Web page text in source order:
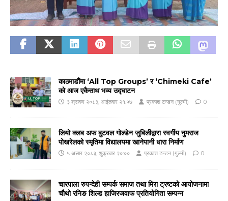
काठमाडौंमा ‘All Top Groups’ र ‘Chimeki Cafe’
को आज एकैसाथ भव्य उद्घाटन
३ श्रावण २०८३, आईतवार २१:५७ प्रकाश टन्डन (गुल्मी) 0
लियो क्लब अफ बुटवल गोल्डेन जुबिलीद्वारा स्वर्गीय नुमराज
पोखरेलको स्मृतिमा विद्यालयमा खानेपानी धारा निर्माण
५ असार २०८३, शुक्रबार २०:०० प्रकाश टन्डन (गुल्मी) 0
चारपाला रुपन्देही सम्पर्क समाज तथा मिरा ट्रष्टको आयोजनामा
चौथो रनिङ शिल्ड हाजिरजवाफ प्रतियोगिता सम्पन्न